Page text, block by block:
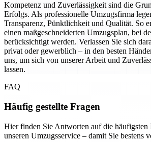
Kompetenz und Zuverlässigkeit sind die
Erfolgs. Als professionelle Umzugsfirma
Transparenz, Pünktlichkeit und Qualität. So
einen maßgeschneiderten Umzugsplan, bei
berücksichtigt werden. Verlassen Sie sich
privat oder gewerblich – in den besten
uns, um sich von unserer Arbeit und
lassen.
FAQ
Häufig gestellte Fragen
Hier finden Sie Antworten auf die häufigsten
unseren Umzugsservice – damit Sie bestens